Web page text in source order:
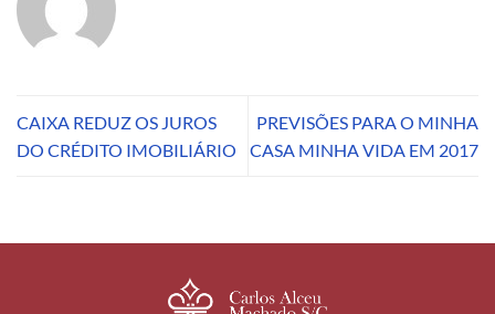
CAIXA REDUZ OS JUROS
DO CRÉDITO IMOBILIÁRIO
PREVISÕES PARA O MINHA
CASA MINHA VIDA EM 2017